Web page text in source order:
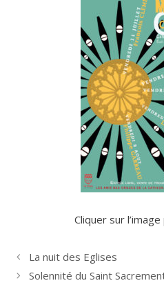
Cliquer sur
La nuit des Eglises
Solennité du Saint